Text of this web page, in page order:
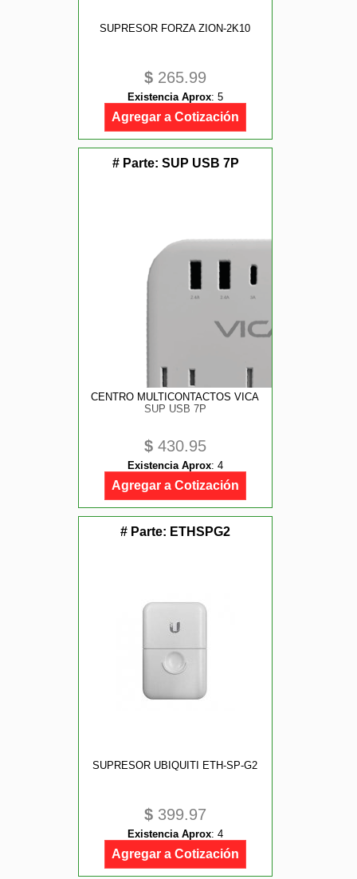
SUPRESOR FORZA ZION-2K10
$ 265.99
Existencia Aprox: 5
Agregar a Cotización
# Parte: SUP USB 7P
CENTRO MULTICONTACTOS VICA
SUP USB 7P
$ 430.95
Existencia Aprox: 4
Agregar a Cotización
# Parte: ETHSPG2
SUPRESOR UBIQUITI ETH-SP-G2
$ 399.97
Existencia Aprox: 4
Agregar a Cotización